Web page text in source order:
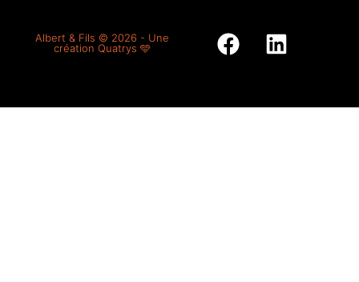
Albert & Fils © 2026 - Une
création Quatrys 🩵